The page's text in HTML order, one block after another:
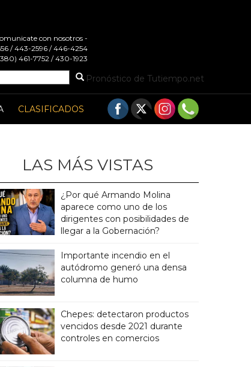
con nosotros -
/ 443-2596 / 446-4254
461-7752 / 430-1923
Pronóstico de Tutiempo.net
CLASIFICADOS
LAS MÁS VISTAS
¿Por qué Armando Molina
aparece como uno de los
dirigentes con posibilidades de
llegar a la Gobernación?
Importante incendio en el
autódromo generó una densa
columna de humo
Chepes: detectaron productos
vencidos desde 2021 durante
controles en comercios